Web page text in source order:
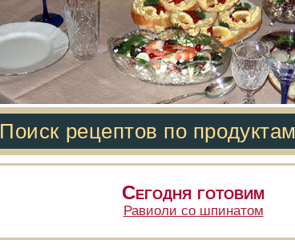
Поиск рецептов по продуктам
Сегодня готовим
Равиоли со шпинатом